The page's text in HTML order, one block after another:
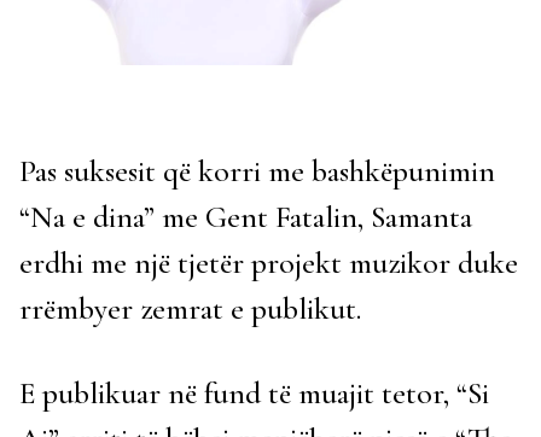
Pas suksesit që korri me bashkëpunimin
“Na e dina” me Gent Fatalin, Samanta
erdhi me një tjetër projekt muzikor duke
rrëmbyer zemrat e publikut.
E publikuar në fund të muajit tetor, “Si